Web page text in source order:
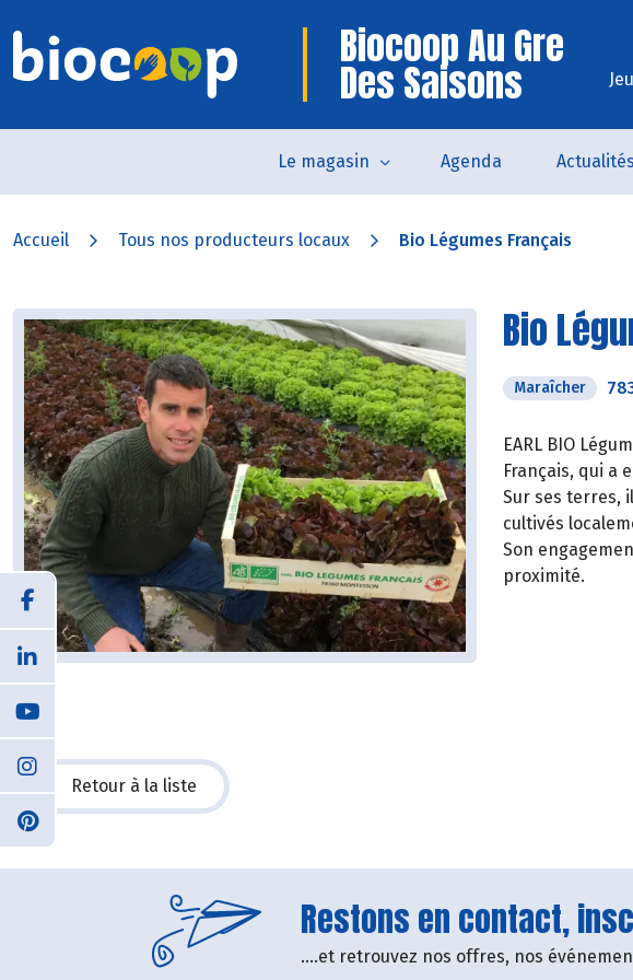
Biocoop Au Gre
Des Saisons
Le magasin Agenda Actualités
Accueil Tous nos producteurs locaux Bio Légumes Français
Bio
Maraîcher
EARL BIO
Français, qui a
Sur ses terres,
cultivés
Son
proximité.
Retour à la liste
Restons en contact,
....et retrouvez nos offres, nos